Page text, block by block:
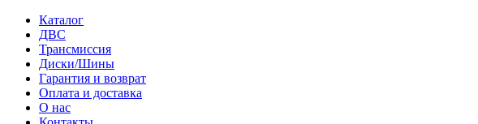
Каталог
ДВС
Трансмиссия
Диски/Шины
Гарантия и возврат
Оплата и доставка
О нас